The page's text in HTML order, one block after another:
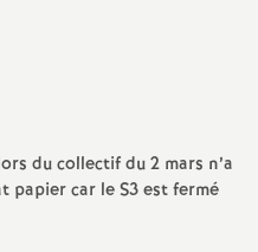
t
du collectif du 2 mars n’a
papier car le S3 est fermé